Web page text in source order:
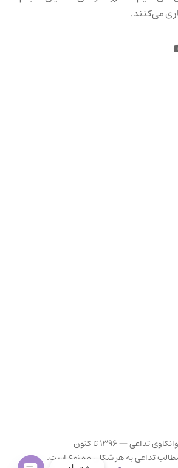
می‌کنند.
Youtube
تداعی — ۱۳۹۶ تا کنون
مطالب تداعی به هر شکلی ممنوع است.